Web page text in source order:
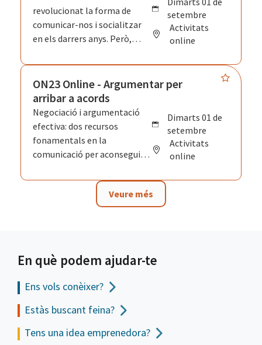
curs veuràs què caracteritza a
aquestes noves formes de
treball i quines són les
per treure el màxim
rendiment a la teva feina i als
teus objectius.
revolucionat la forma de
comunicar-nos i socialitzar
en els darrers anys. Però,
es regeix per les mateixes
regles que altres
comunicacions més
"tradicionals". En aquest curs
t'ensenyarem les diferències
que has de tenir en compte
per establir una estratègia de
personal o professional.
setembre
Activitats
online
ON23 Online - Argumentar per
arribar a acords
Negociació i argumentació
efectiva: dos recursos
fonamentals en la
comunicació per aconseguir
dimarts 01 de
setembre
Activitats
online
Veure més
En què podem ajudar-te
Ens vols conèixer?
Estàs buscant feina?
Tens una idea emprenedora?